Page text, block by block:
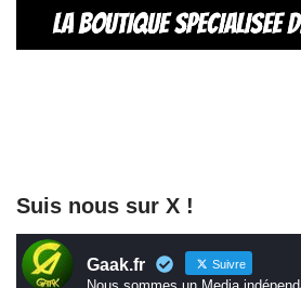
Suis nous sur X !
Gaak.fr Suivre